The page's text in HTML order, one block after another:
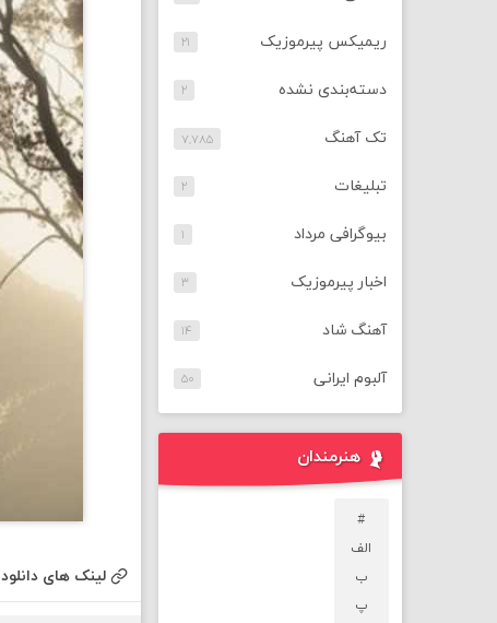
لینک های دانلود
ریمیکس پیرموزیک ۲۱
دسته‌بندی نشده ۲
تک آهنگ ۷,۷۸۵
تبلیغات ۲
بیوگرافی مرداد ۱
اخبار پیرموزیک ۳
آهنگ شاد ۱۴
آلبوم ایرانی ۵۰
هنرمندان
#
الف
ب
پ